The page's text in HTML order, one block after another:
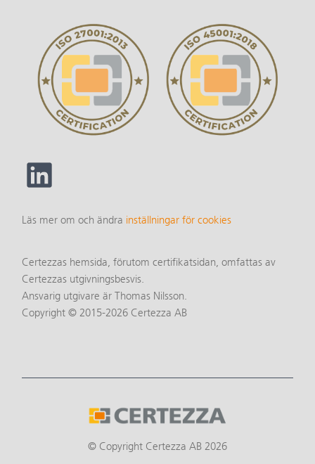
Läs mer om och ändra inställningar för cookies
Certezzas hemsida, förutom certifikatsidan, omfattas av
Certezzas utgivningsbesvis.
Ansvarig utgivare är Thomas Nilsson.
Copyright © 2015-2026 Certezza AB
© Copyright Certezza AB 2026